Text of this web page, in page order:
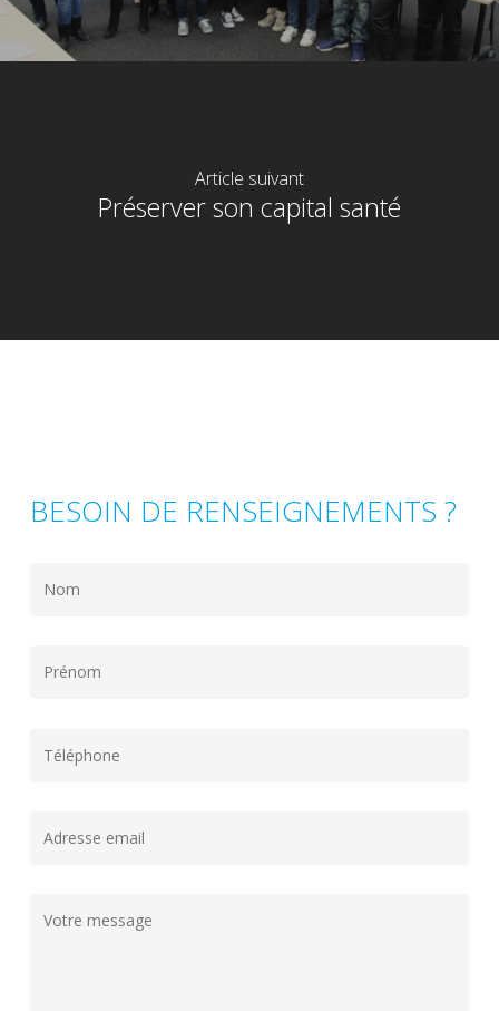
Article suivant
Préserver son capital santé
BESOIN DE RENSEIGNEMENTS ?